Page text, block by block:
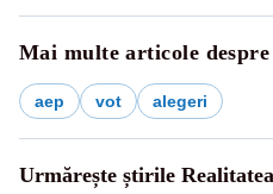
Mai multe articole despre
aep vot alegeri
Urmărește știrile